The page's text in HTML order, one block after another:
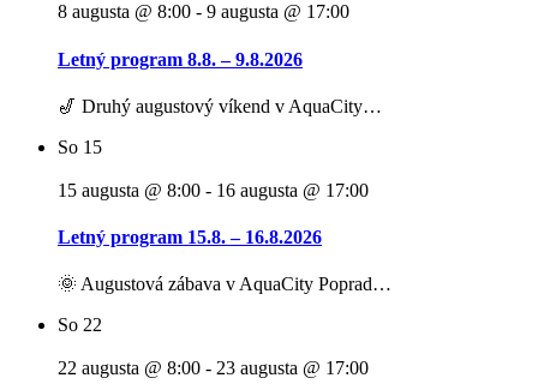
8 augusta @ 8:00 - 9 augusta @ 17:00
Letný program 8.8. – 9.8.2026
🎷 Druhý augustový víkend v AquaCity…
So 15
15 augusta @ 8:00 - 16 augusta @ 17:00
Letný program 15.8. – 16.8.2026
🌞 Augustová zábava v AquaCity Poprad…
So 22
22 augusta @ 8:00 - 23 augusta @ 17:00